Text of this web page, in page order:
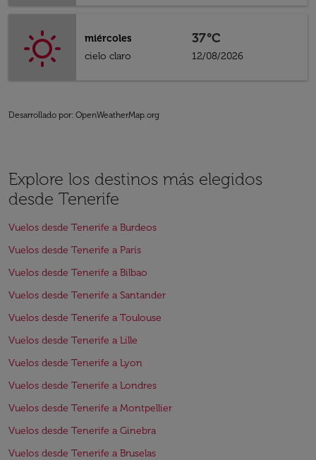
miércoles
cielo claro
37°C
12/08/2026
Desarrollado por: OpenWeatherMap.org
Explore los destinos más elegidos
desde Tenerife
Vuelos desde Tenerife a Burdeos
Vuelos desde Tenerife a París
Vuelos desde Tenerife a Bilbao
Vuelos desde Tenerife a Santander
Vuelos desde Tenerife a Toulouse
Vuelos desde Tenerife a Lille
Vuelos desde Tenerife a Lyon
Vuelos desde Tenerife a Londres
Vuelos desde Tenerife a Montpellier
Vuelos desde Tenerife a Ginebra
Vuelos desde Tenerife a Bruselas